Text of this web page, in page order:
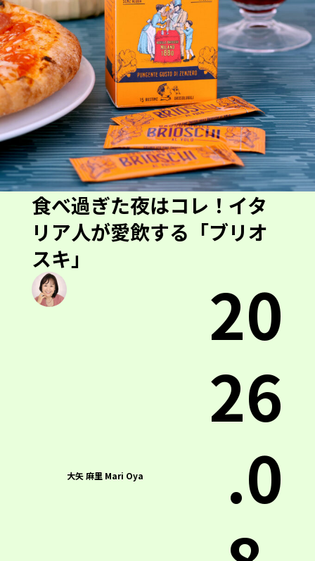
食べ過ぎた夜はコレ！イタ
リア人が愛飲する「ブリオ
スキ」
大矢 麻里 Mari Oya
20
26
.0